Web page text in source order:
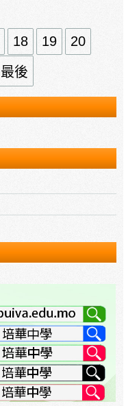
18 19 20
最後